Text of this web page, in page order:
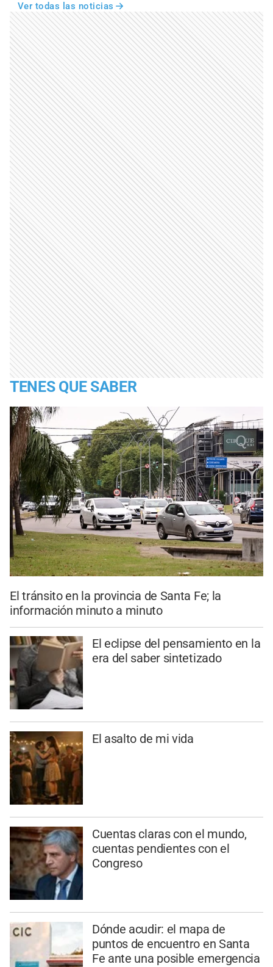
Ver todas las noticias
TENES QUE SABER
El tránsito en la provincia de Santa Fe; la
información minuto a minuto
El eclipse del pensamiento en la
era del saber sintetizado
El asalto de mi vida
Cuentas claras con el mundo,
cuentas pendientes con el
Congreso
Dónde acudir: el mapa de
puntos de encuentro en Santa
Fe ante una posible emergencia